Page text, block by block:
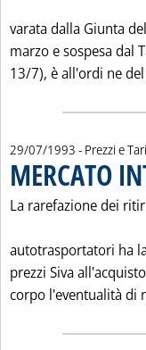
varata dalla Giunta
marzo e sospesa dal
13/7), è all'ordi ne
29/07/1993 - Prezzi e
MERCATO
La rarefazione dei
autotrasportatori ha
prezzi Siva
corpo l'eventualità di